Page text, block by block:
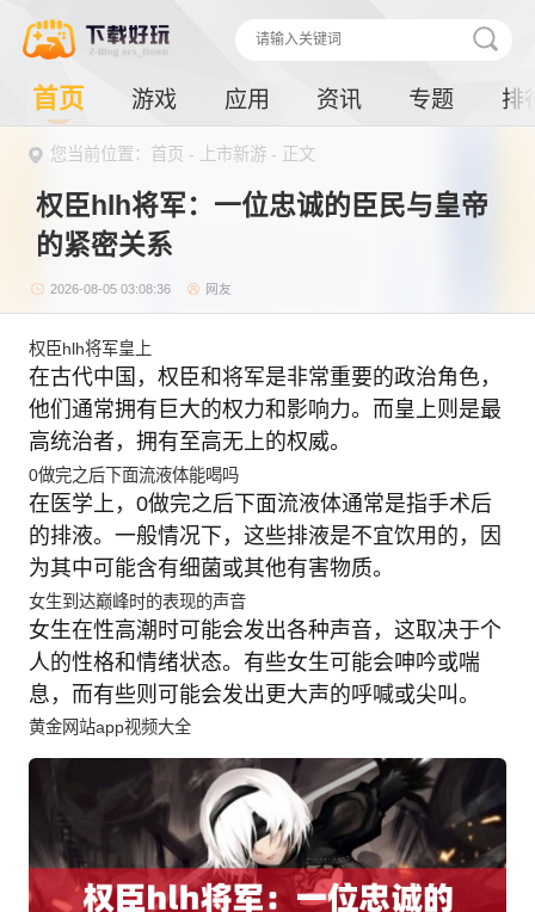
首页 游戏 应用 资讯 专题 排
您当前位置：首页 - 上市新游 - 正文
权臣hlh将军：一位忠诚的臣民与皇帝
的紧密关系
2026-08-05 03:08:36 网友
权臣hlh将军皇上
在古代中国，权臣和将军是非常重要的政治角色，
他们通常拥有巨大的权力和影响力。而皇上则是最
高统治者，拥有至高无上的权威。
0做完之后下面流液体能喝吗
在医学上，0做完之后下面流液体通常是指手术后
的排液。一般情况下，这些排液是不宜饮用的，因
为其中可能含有细菌或其他有害物质。
女生到达巅峰时的表现的声音
女生在性高潮时可能会发出各种声音，这取决于个
人的性格和情绪状态。有些女生可能会呻吟或喘
息，而有些则可能会发出更大声的呼喊或尖叫。
黄金网站app视频大全